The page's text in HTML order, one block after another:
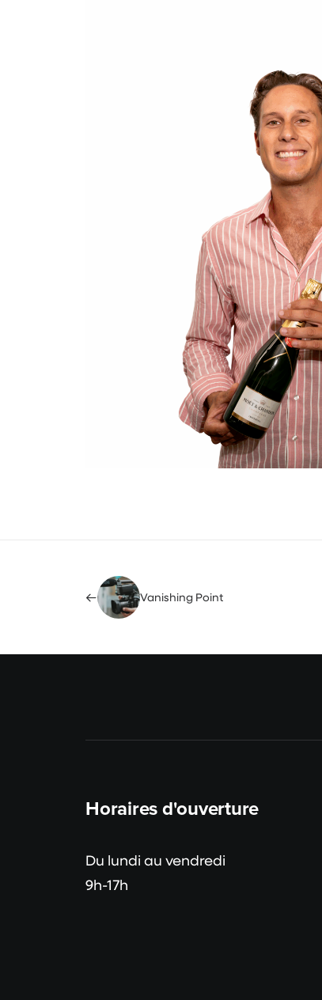
Vanishing Point
Horaires d'ouverture
Du lundi au vendredi
9h-17h